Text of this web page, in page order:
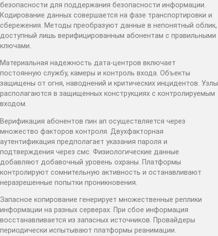
безопасности для поддержания безопасности информации.
Кодирование данных совершается на фазе транспортировки и
сбережения. Методы преобразуют данные в непонятный облик,
доступный лишь верифицированным абонентам с правильными
ключами.
Материальная надежность дата-центров включает
постоянную службу, камеры и контроль входа. Объекты
защищены от огня, наводнений и критических инцидентов. Узлы
располагаются в защищенных конструкциях с контролируемым
входом.
Верификация абонентов пин ап осуществляется через
множество факторов контроля. Двухфакторная
аутентификация предполагает указания пароля и
подтверждения через смс. Физиологические данные
добавляют добавочный уровень охраны. Платформы
контролируют сомнительную активность и останавливают
неразрешенные попытки проникновения.
Запасное копирование генерирует множественные реплики
информации на разных серверах. При сбое информация
восстанавливается из запасных источников. Провайдеры
периодически испытывают платформы реанимации.